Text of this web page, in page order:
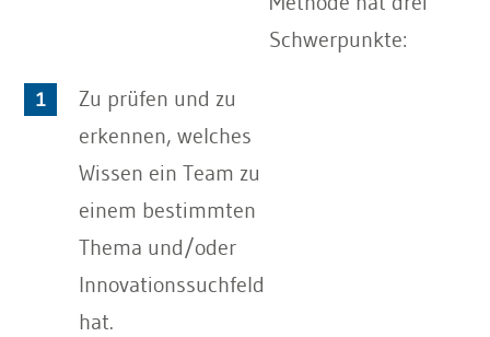
Schwerpunkte:
Zu prüfen und zu
erkennen, welches
Wissen ein Team zu
einem bestimmten
Thema und/oder
Innovationssuchfeld
hat.